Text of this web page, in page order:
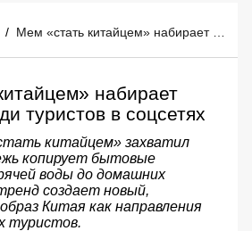
/
набирает
туристов в соцсетях
китайцем» захватил
копирует бытовые
воды до домашних
создает новый,
Китая как направления
туристов.